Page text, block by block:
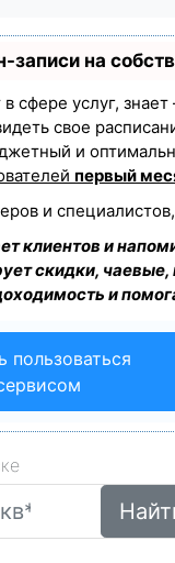
записи на
в сфере услуг,
свое
и
первый
и
клиентов и
скидки,
и
пользоваться